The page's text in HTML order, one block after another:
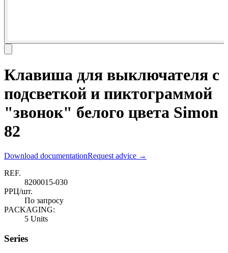
Клавиша для выключателя с
подсветкой и пиктограммой
"звонок" белого цвета Simon
82
Download documentationRequest advice →
REF.
8200015-030
РРЦ/шт.
По запросу
PACKAGING:
5 Units
Series